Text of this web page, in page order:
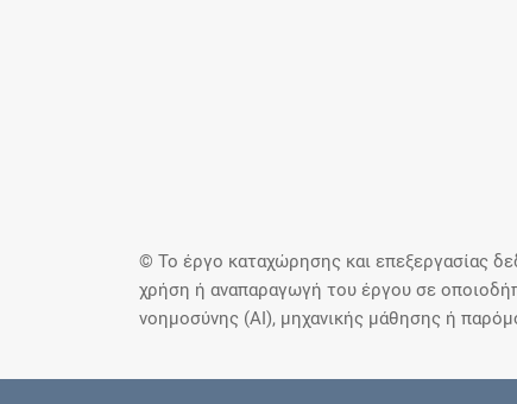
© Το έργο καταχώρησης και επεξεργασίας
χρήση ή αναπαραγωγή του έργου σε
νοημοσύνης (AI), μηχανικής μάθησης ή